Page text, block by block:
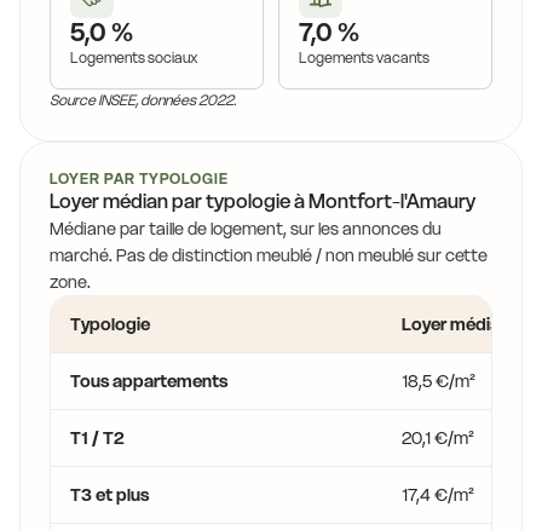
5,0 %
Logements sociaux
7,0 %
Logements vacants
Source INSEE, données 2022.
LOYER PAR TYPOLOGIE
Loyer médian par typologie à Montfort-l'Amaury
Médiane par taille de logement, sur les annonces du
marché. Pas de distinction meublé / non meublé sur cette
zone.
Typologie
Loyer médian
Tous appartements 18,5 €/m²
T1 / T2 20,1 €/m²
T3 et plus 17,4 €/m²